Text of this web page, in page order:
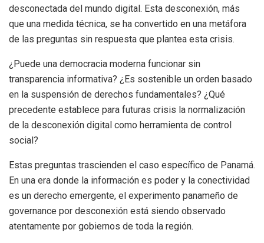
desconectada del mundo digital. Esta desconexión, más
que una medida técnica, se ha convertido en una metáfora
de las preguntas sin respuesta que plantea esta crisis.
¿Puede una democracia moderna funcionar sin
transparencia informativa? ¿Es sostenible un orden basado
en la suspensión de derechos fundamentales? ¿Qué
precedente establece para futuras crisis la normalización
de la desconexión digital como herramienta de control
social?
Estas preguntas trascienden el caso específico de Panamá.
En una era donde la información es poder y la conectividad
es un derecho emergente, el experimento panameño de
governance por desconexión está siendo observado
atentamente por gobiernos de toda la región.